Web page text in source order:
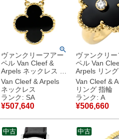
ヴァンクリーフアー
ペル Van Cleef &
Arpels ネックレス ヴ
ィンテージ アルハン
ブラ ペンダント ブラ
ック×イエローゴール
ド Au750 18K 黒 オ
ニキス 旧型 【修理証
明書】 【中古】新品
同様品
Van Cleef & Arpels
ネックレス
ランク: SA
¥507,640
ヴァンクリー
ペル Van
Arpels リン
ヴィンテージ
ンブラ ブラッ
エローゴール
#51(JP11) 1P
オニキス 11号
証明書】 【中
古美品
Van Cleef &
リング 指輪
ランク: A
¥506,660
中古 中古